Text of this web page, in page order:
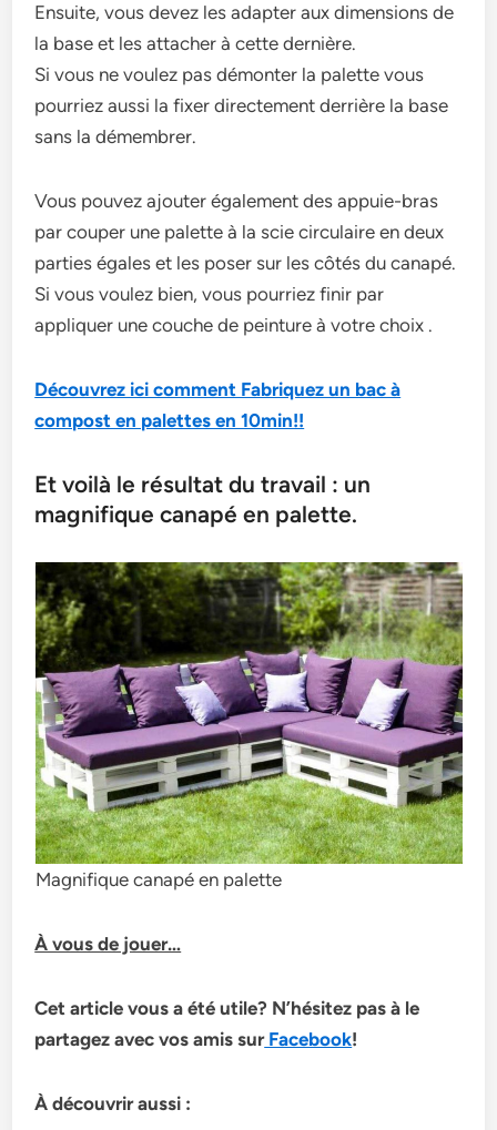
Ensuite, vous devez les adapter aux dimensions de
la base et les attacher à cette dernière.
Si vous ne voulez pas démonter la palette vous
pourriez aussi la fixer directement derrière la base
sans la démembrer.
Vous pouvez ajouter également des appuie-bras
par couper une palette à la scie circulaire en deux
parties égales et les poser sur les côtés du canapé.
Si vous voulez bien, vous pourriez finir par
appliquer une couche de peinture à votre choix .
Découvrez ici comment Fabriquez un bac à
compost en palettes en 10min!!
Et voilà le résultat du travail : un
magnifique canapé en palette.
Magnifique canapé en palette
À vous de jouer…
Cet article vous a été utile? N’hésitez pas à le
partagez avec vos amis surFacebook!
À découvrir aussi :